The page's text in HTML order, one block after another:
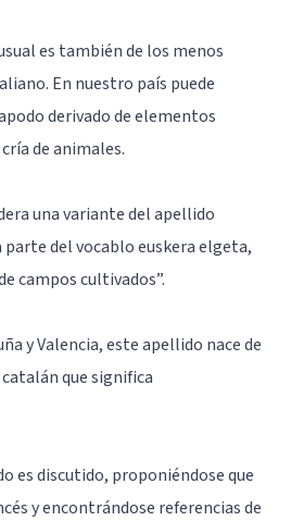
es también de los menos
En nuestro país puede
derivado de elementos
de animales.
una variante del apellido
parte del vocablo euskera elgeta,
campos cultivados”.
y Valencia, este apellido nace de
que significa
es discutido, proponiéndose que
y encontrándose referencias de